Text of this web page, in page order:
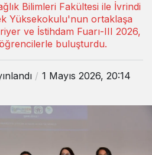
Bilimleri Fakültesi ile İvrindi
Yüksekokulu'nun ortaklaşa
ve İstihdam Fuarı-III 2026,
buluşturdu.
1 Mayıs 2026, 20:14